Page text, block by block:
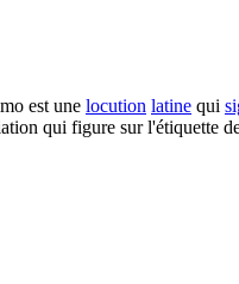
est une locution latine qui
qui figure sur l'étiquette